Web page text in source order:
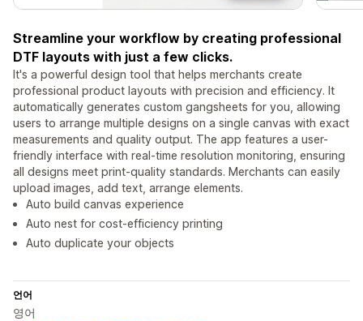
Streamline your workflow by creating professional
DTF layouts with just a few clicks.
It's a powerful design tool that helps merchants create
professional product layouts with precision and efficiency. It
automatically generates custom gangsheets for you, allowing
users to arrange multiple designs on a single canvas with exact
measurements and quality output. The app features a user-
friendly interface with real-time resolution monitoring, ensuring
all designs meet print-quality standards. Merchants can easily
upload images, add text, arrange elements.
Auto build canvas experience
Auto nest for cost-efficiency printing
Auto duplicate your objects
언어
영어